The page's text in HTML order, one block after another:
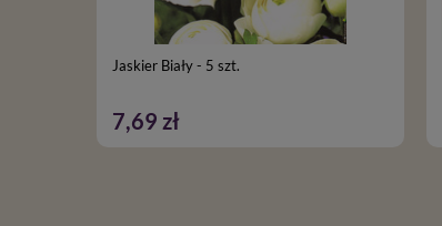
Jaskier Biały - 5 szt.
7,69 zł